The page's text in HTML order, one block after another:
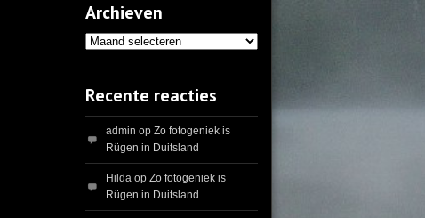
Archieven
Archieven
Recente reacties
admin opZo fotogeniek is
Rügen in Duitsland
Hilda opZo fotogeniek is
Rügen in Duitsland